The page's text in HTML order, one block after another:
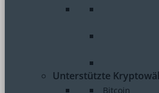
Unterstützte
Bitcoin